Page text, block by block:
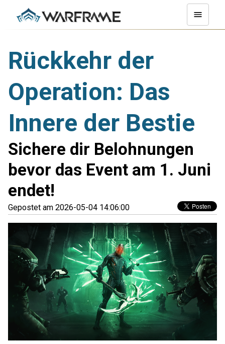
Rückkehr der
Operation: Das
Innere der Bestie
Sichere dir Belohnungen
bevor das Event am 1. Juni
endet!
Gepostet am 2026-05-04 14:06:00